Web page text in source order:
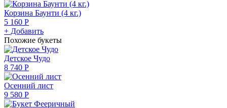
Корзина Баунти (4 кг.)
5 160 Р
+ Добавить
Похожие букеты
Детское Чудо
8 740 Р
Осенний лист
9 580 Р